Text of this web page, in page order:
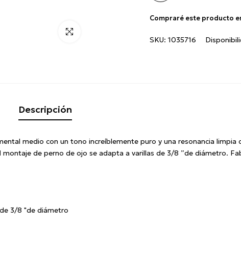
Click para alargar
Compraré este producto
SKU: 1035716
Descripción
medio con un tono increíblemente puro y una resonancia limpia
montaje de perno de ojo se adapta a varillas de 3/8 ”de diámetro.
3/8 "de diámetro